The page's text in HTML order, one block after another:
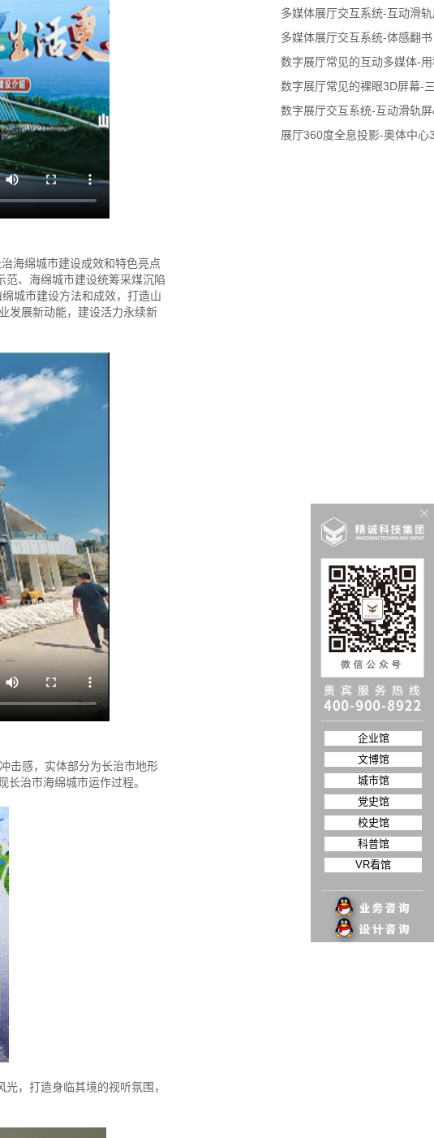
海绵城市建设成效和特色亮点
范、海绵城市建设统筹采煤沉陷
城市建设方法和成效，打造山
发展新动能，建设活力永续新
击感，实体部分为长治市地形
治市海绵城市运作过程。
，打造身临其境的视听氛围，
多媒体展厅交互系统-互动滑
多媒体展厅交互系统-体感翻书
数字展厅常见的互动多媒体-
数字展厅常见的裸眼3D屏幕-
数字展厅交互系统-互动滑轨
展厅360度全息投影-奥体中心
企业馆
文博馆
城市馆
党史馆
校史馆
科普馆
VR看馆